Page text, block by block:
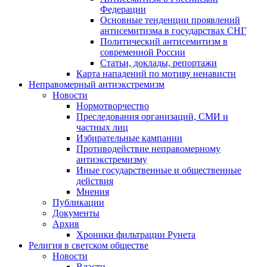
Федерации
Основные тенденции проявлений
антисемитизма в государствах СНГ
Политический антисемитизм в
современной России
Статьи, доклады, репортажи
Карта нападений по мотиву ненависти
Неправомерный антиэкстремизм
Новости
Нормотворчество
Преследования организаций, СМИ и
частных лиц
Избирательные кампании
Противодействие неправомерному
антиэкстремизму
Иные государственные и общественные
действия
Мнения
Публикации
Документы
Архив
Хроники фильтрации Рунета
Религия в светском обществе
Новости